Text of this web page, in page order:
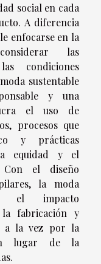
social en cada
A diferencia
enfocarse en la
las
condiciones
sustentable
y una
el uso de
procesos que
y prácticas
equidad y el
Con el diseño
la moda
el impacto
fabricación y
a la vez por la
lugar de la